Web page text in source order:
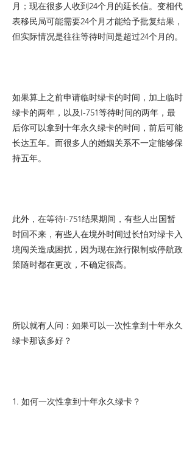
月；现在很多人收到24个月的延长信。变相代
表移民局可能需要24个月才能给予批复结果，
但实际情况是往往等待时间是超过24个月的。
如果算上之前申请临时绿卡的时间，加上临时
绿卡的两年，以及I-751等待时间的两年，最
后你可以拿到十年永久绿卡的时间，前后可能
长达五年。而很多人的婚姻关系不一定能够保
持五年。
此外，在等待I-751结果期间，有些人出国暂
时回不来，有些人在境外时间过长怕对绿卡入
境闯关造成困扰，因为现在旅行限制或停航政
策随时都在更改，不确定很高。
所以就有人问：如果可以一次性拿到十年永久
绿卡那该多好？
1. 如何一次性拿到十年永久绿卡？